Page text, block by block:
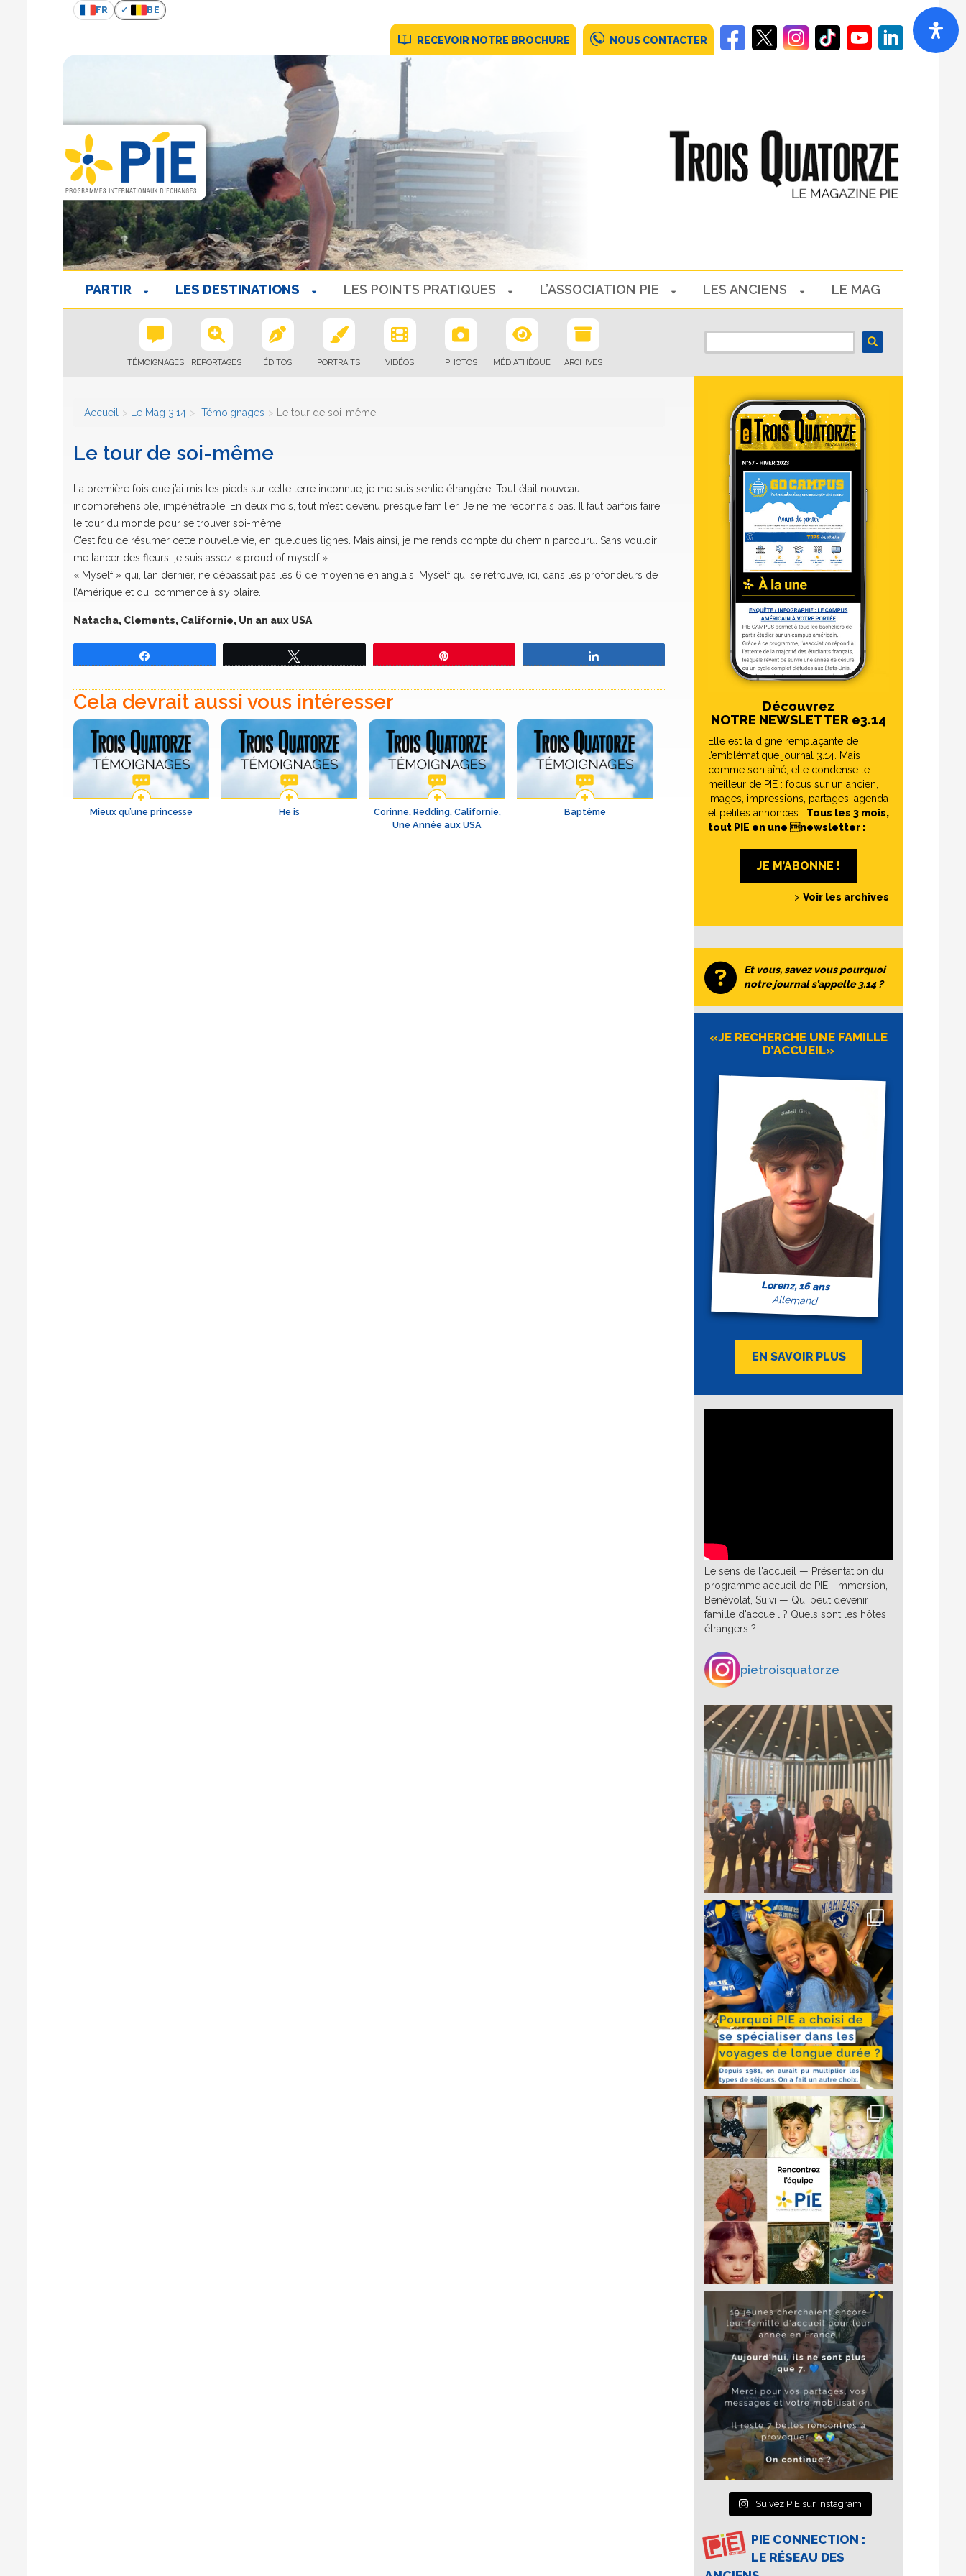
FR BE
RECEVOIR NOTRE BROCHURE NOUS CONTACTER
PARTIR LES DESTINATIONS LES POINTS PRATIQUES L’ASSOCIATION PIE LES ANCIENS LE MAG
TÉMOIGNAGES REPORTAGES ÉDITOS PORTRAITS VIDÉOS PHOTOS MÉDIATHÈQUE ARCHIVES
Accueil Le Mag 3.14 Témoignages Le tour de soi-même
Le tour de soi-même
La première fois que j’ai mis les pieds sur cette terre inconnue, je me suis sentie étrangère. Tout était nouveau,
incompréhensible, impénétrable. En deux mois, tout m’est devenu presque familier. Je ne me reconnais pas. Il faut parfois faire
le tour du monde pour se trouver soi-même.
C’est fou de résumer cette nouvelle vie, en quelques lignes. Mais ainsi, je me rends compte du chemin parcouru. Sans vouloir
me lancer des fleurs, je suis assez « proud of myself ».
« Myself » qui, l’an dernier, ne dépassait pas les 6 de moyenne en anglais. Myself qui se retrouve, ici, dans les profondeurs de
l’Amérique et qui commence à s’y plaire.
Natacha, Clements, Californie, Un an aux USA
Cela devrait aussi vous intéresser
Mieux qu’une princesse He is
Corinne, Redding, Californie,
Une Année aux USA
Baptême
Découvrez
NOTRE NEWSLETTER e3.14
Elle est la digne remplaçante de
l’emblématique journal 3.14. Mais
comme son aîné, elle condense le
meilleur de PIE : focus sur un ancien,
images, impressions, partages, agenda
et petites annonces… Tous les 3 mois,
tout PIE en une newsletter :
JE M’ABONNE !
> Voir les archives
Et vous, savez vous pourquoi
notre journal s’appelle 3.14 ?
«JE RECHERCHE UNE FAMILLE
D’ACCUEIL»
Lorenz, 16 ans
Allemand
EN SAVOIR PLUS
Le sens de l'accueil — Présentation du
programme accueil de PIE : Immersion,
Bénévolat, Suivi — Qui peut devenir
famille d'accueil ? Quels sont les hôtes
étrangers ?
pietroisquatorze
Suivez PIE sur Instagram
PIE CONNECTION :
LE RÉSEAU DES